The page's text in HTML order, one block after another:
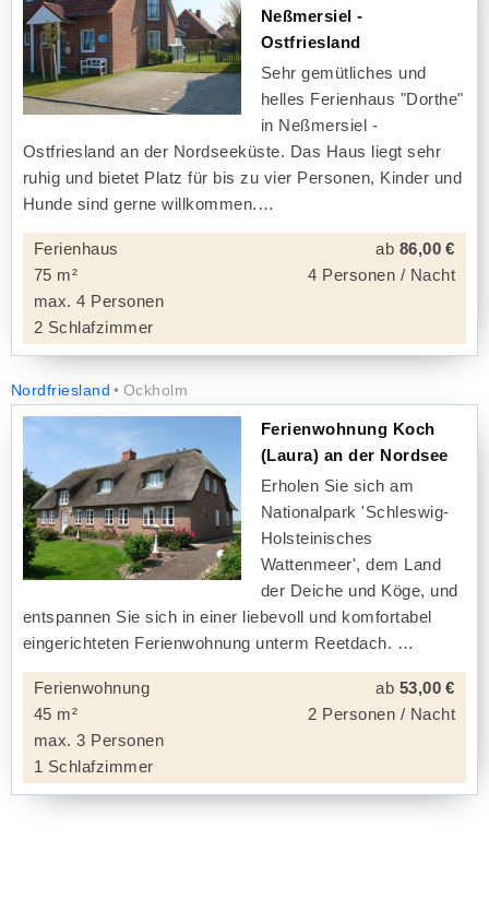
Neßmersiel -
Ostfriesland
Sehr gemütliches und
helles Ferienhaus "Dorthe"
in Neßmersiel -
Ostfriesland an der Nordseeküste. Das Haus liegt sehr
ruhig und bietet Platz für bis zu vier Personen, Kinder und
Hunde sind gerne willkommen.
Ferienhaus
75 m²
max. 4 Personen
2 Schlafzimmer
ab 86,00 €
4 Personen / Nacht
Nordfriesland Ockholm
Ferienwohnung Koch
(Laura) an der Nordsee
Erholen Sie sich am
Nationalpark 'Schleswig-
Holsteinisches
Wattenmeer', dem Land
der Deiche und Köge, und
entspannen Sie sich in einer liebevoll und komfortabel
eingerichteten Ferienwohnung unterm Reetdach.
Ferienwohnung
45 m²
max. 3 Personen
1 Schlafzimmer
ab 53,00 €
2 Personen / Nacht